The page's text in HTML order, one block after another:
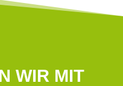
WIR MIT